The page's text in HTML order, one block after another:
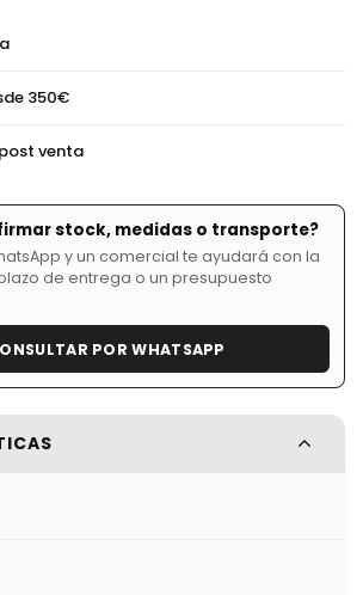
350€
venta
stock, medidas o transporte?
y un comercial te ayudará con la
de entrega o un presupuesto
POR WHATSAPP